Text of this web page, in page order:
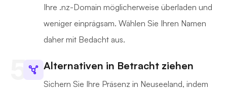
Ihre .nz-Domain möglicherweise überladen und
weniger einprägsam. Wählen Sie Ihren Namen
daher mit Bedacht aus.
Alternativen in Betracht ziehen
Sichern Sie Ihre Präsenz in Neuseeland, indem